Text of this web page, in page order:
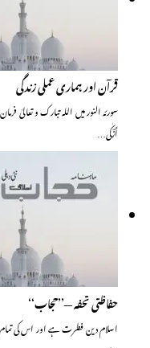
قرآن اور ہماری عملی زندگی
سورئہ النور میں اللہ تبارک و تعالیٰ
أَزْکٰی…
حفاظتی تحفہ —’’حجاب‘‘
اسلام دین فطرت ہے اور اس کی